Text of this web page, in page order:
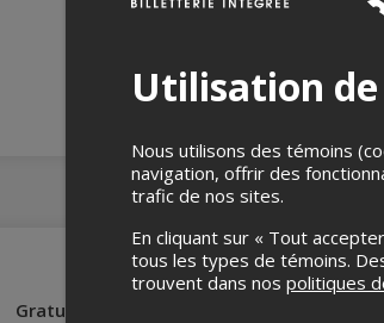
Gratuité pour les enfants
Utilisation
Nous utilisons des témoins
navigation, offrir des
trafic de nos sites.
En cliquant sur « Tout
tous les types de témoins.
trouvent dans nos politiques